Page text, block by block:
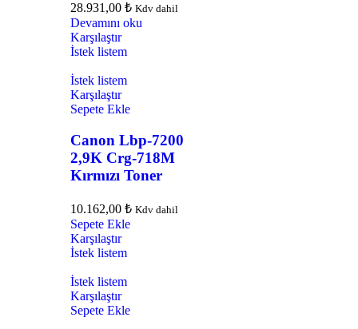
28.931,00 ₺ Kdv dahil
Devamını oku
Karşılaştır
İstek listem
İstek listem
Karşılaştır
Sepete Ekle
Canon Lbp-7200
2,9K Crg-718M
Kırmızı Toner
10.162,00 ₺ Kdv dahil
Sepete Ekle
Karşılaştır
İstek listem
İstek listem
Karşılaştır
Sepete Ekle